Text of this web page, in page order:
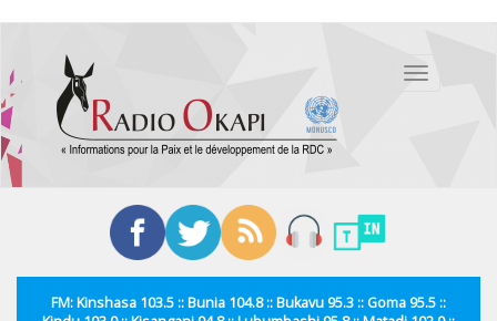
contenu
principal
Toggle
FM: Kinshasa 103.5 :: Bunia 104.8 :: Bukavu 95.3 :: Goma 95.5 ::